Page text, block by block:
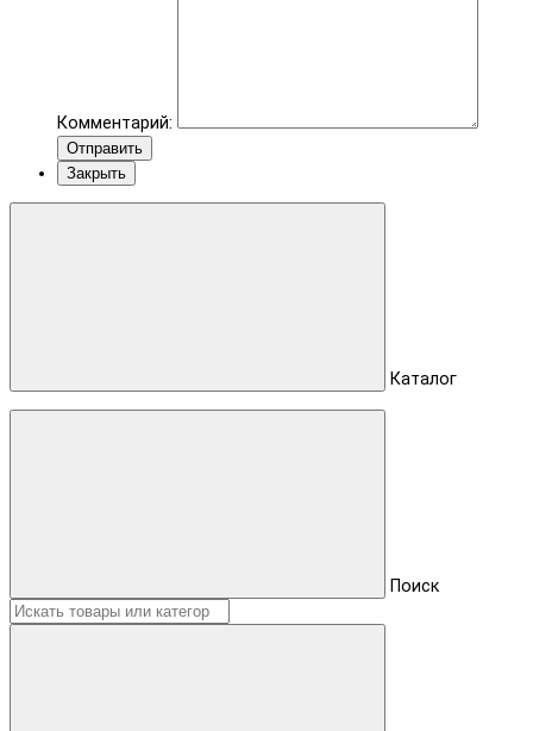
Комментарий:
Отправить
Закрыть
Каталог
Поиск